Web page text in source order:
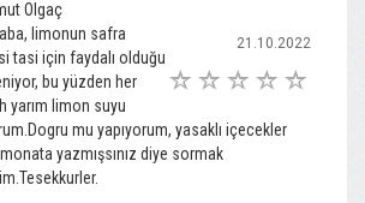
Olgaç
21.10.2022
limonun safra
tasi için faydalı olduğu
bu yüzden her
yarım limon suyu
mu yapıyorum, yasaklı içecekler
yazmışsınız diye sormak